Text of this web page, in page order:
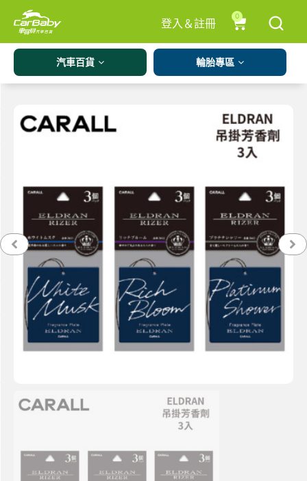
登入＆註冊
0
汽車百貨 輪胎專區